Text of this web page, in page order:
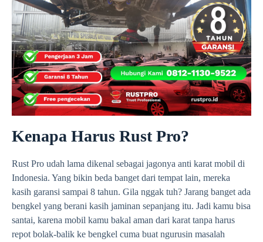
Kenapa Harus Rust Pro?
Rust Pro udah lama dikenal sebagai jagonya anti karat mobil di
Indonesia. Yang bikin beda banget dari tempat lain, mereka
kasih garansi sampai 8 tahun. Gila nggak tuh? Jarang banget ada
bengkel yang berani kasih jaminan sepanjang itu. Jadi kamu bisa
santai, karena mobil kamu bakal aman dari karat tanpa harus
repot bolak-balik ke bengkel cuma buat ngurusin masalah